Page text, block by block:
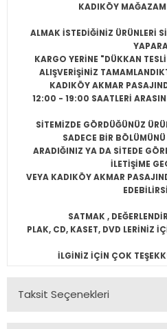
KADIKÖY
ALMAK İSTEDİĞİNİZ ÜRÜNLERİ
KARGO YERİNE "DÜKKAN
ALIŞVERİŞİNİZ
KADIKÖY AKMAR
12:00 - 19:00 SAATLERİ
SİTEMİZDE GÖRDÜĞÜNÜZ
SADECE BİR
ARADIĞINIZ YA DA SİTEDE
İLETİŞİME
VEYA KADIKÖY AKMAR
SATMAK ,
PLAK, CD, KASET, DVD LERİNİZ
İLGİNİZ İÇİN ÇOK
Taksit Seçenekleri